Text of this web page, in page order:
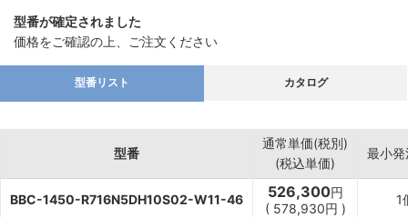
型番が確定されました
価格をご確認の上、ご注文ください
型番リスト カタログ
型番
通常単価(税別)
(税込単価)
最小
BBC-1450-R716N5DH10S02-W11-46 526,300円
( 578,930円 )
1